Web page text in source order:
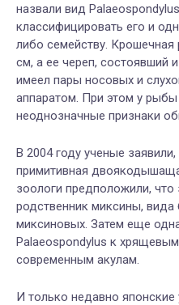
назвали вид
классифицировать его и
либо семейству.
см, а ее череп, состоявший
имеел пары носовых и
аппаратом. При этом у
неоднозначные признаки
В 2004 году ученые
примитивная
зоологи предположили,
родственник миксины,
миксиновых. Затем еще
Palaeospondylus к
современным акулам.
И только недавно